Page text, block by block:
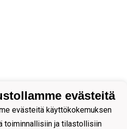
evästeitä
evästeitä käyttökokemuksen
toiminnallisiin ja tilastollisiin